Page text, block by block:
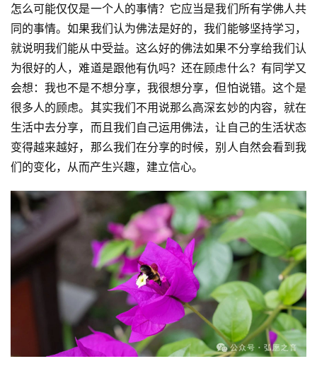
资
讯
八
点
僧
音
高
僧
访
谈
心
乐
菩
题
怎么可能仅仅是一个人的事情？它应当是我们所有学佛人共
同的事情。如果我们认为佛法是好的，我们能够坚持学习，
就说明我们能从中受益。这么好的佛法如果不分享给我们认
为很好的人，难道是跟他有仇吗？还在顾虑什么？有同学又
会想：我也不是不想分享，我很想分享，但怕说错。这个是
很多人的顾虑。其实我们不用说那么高深玄妙的内容，就在
生活中去分享，而且我们自己运用佛法，让自己的生活状态
变得越来越好，那么我们在分享的时候，别人自然会看到我
们的变化，从而产生兴趣，建立信心。